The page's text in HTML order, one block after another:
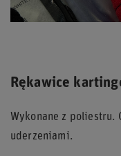
Rękawice
Wykonane z poliestru.
uderzeniami.